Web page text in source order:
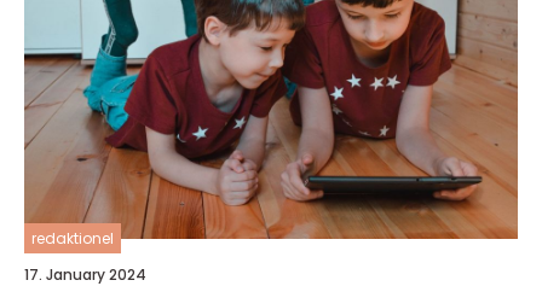
redaktionel
17. January 2024